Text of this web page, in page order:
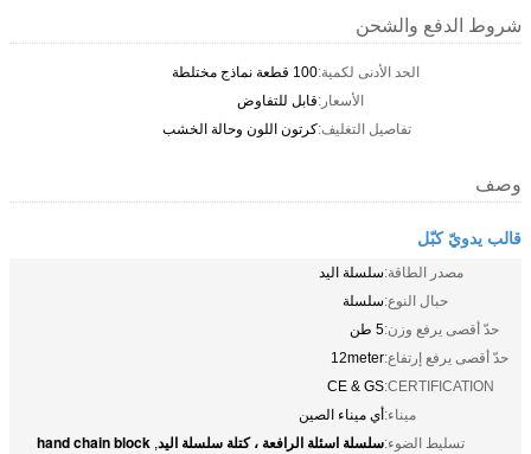
شروط الدفع والشحن
الحد الأدنى لكمية:100 قطعة نماذج مختلطة
الأسعار:قابل للتفاوض
تفاصيل التغليف:كرتون اللون وحالة الخشب
وصف
قالب يدويّ كبّل
مصدر الطاقة:سلسلة اليد
حبال النوع:سلسلة
حدّ أقصى يرفع وزن:5 طن
حدّ أقصى يرفع إرتفاع:12meter
CERTIFICATION:
CE & GS
ميناء:أي ميناء الصين
تسليط الضوء:سلسلة اسئلة الرافعة ، كتلة سلسلة اليد,
hand chain block